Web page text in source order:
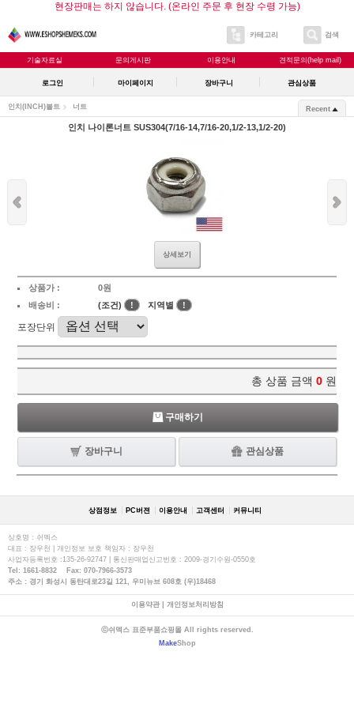
현장판매는 하지 않습니다. (온라인 주문 후 현장 수령 가능)
카테고리 검색
기술자료실 문의게시판 이용안내 견적문의(help mail)
로그인 마이페이지 장바구니 관심상품
인치(INCH)볼트 너트 Recent
인치 나이론너트 SUS304(7/16-14,7/16-20,1/2-13,1/2-20)
상세보기
상품가 :
0원
배송비 :
(조건) ! 지역별 !
포장단위
총 상품 금액 0 원
구매하기
장바구니 관심상품
상점정보 PC버젼 이용안내 고객센터 커뮤니티
상호명 : 쉬멕스
대표 : 장우천 | 개인정보 보호 책임자 : 장우천
사업자등록번호 :135-26-92747 | 통신판매업신고번호 : 2009-경기수원-0550호
Tel: 1661-8832 Fax: 070-7966-3573
주소 : 경기 화성시 동탄대로23길 121, 우미뉴브 608호 (우)18468
이용약관| 개인정보처리방침
ⓒ쉬멕스 표준부품쇼핑몰 All rights reserved.
MakeShop